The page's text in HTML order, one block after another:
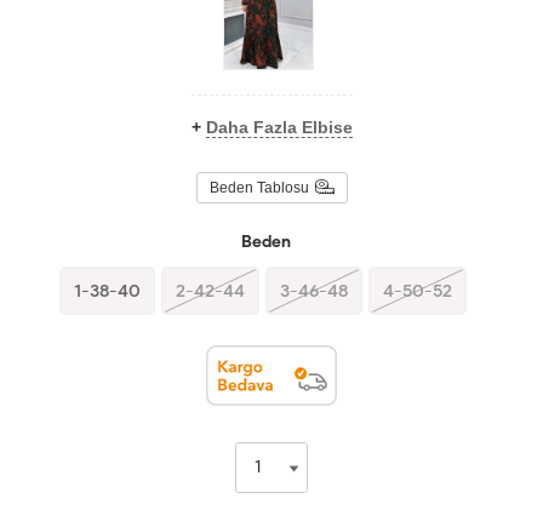
+ Daha Fazla Elbise
Beden Tablosu
Beden
1-38-40 2-42-44 3-46-48 4-50-52